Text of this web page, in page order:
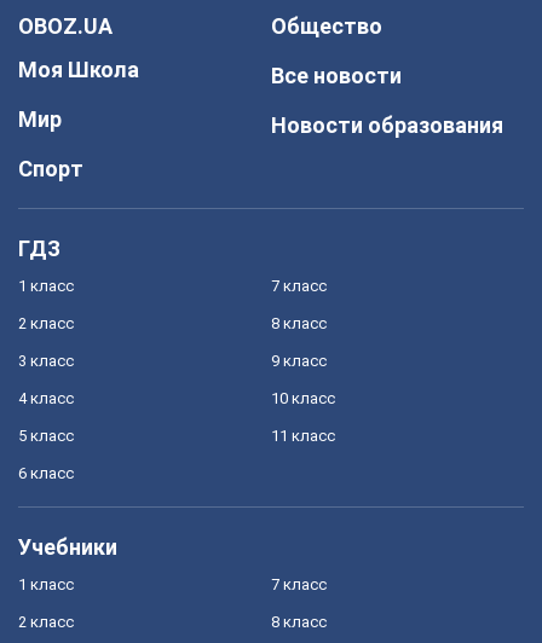
OBOZ.UA
Моя Школа
Мир
Спорт
Общество
Все новости
Новости образования
ГДЗ
1 класс
2 класс
3 класс
4 класс
5 класс
6 класс
7 класс
8 класс
9 класс
10 класс
11 класс
Учебники
1 класс
2 класс
7 класс
8 класс